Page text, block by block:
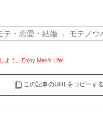
テ・恋愛・結婚 モテノウ
よう。Enjoy Men’s Life!
この記事のURLをコピーする